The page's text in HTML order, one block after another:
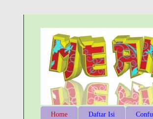
Home Daftar Isi